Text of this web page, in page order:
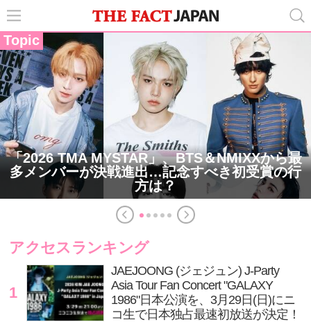
Topic
「2026 TMA MYSTAR」、BTS＆NMIXXから最
多メンバーが決戦進出…記念すべき初受賞の行
方は？
アクセスランキング
1
JAEJOONG (ジェジュン) J-Party
Asia Tour Fan Concert "GALAXY
1986"日本公演を、3月29日(日)にニ
コ生で日本独占最速初放送が決定！